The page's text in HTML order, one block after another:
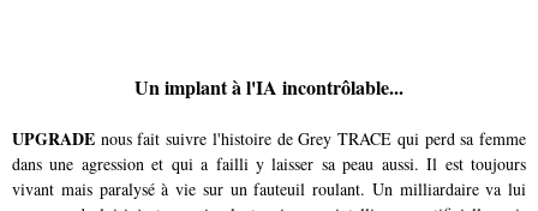
Un implant à l'IA incontrôlable...
UPGRADE nous fait suivre l'histoire de Grey TRACE qui perd sa femme
dans une agression et qui a failli y laisser sa peau aussi. Il est toujours
vivant mais paralysé à vie sur un fauteuil roulant. Un milliardaire va lui